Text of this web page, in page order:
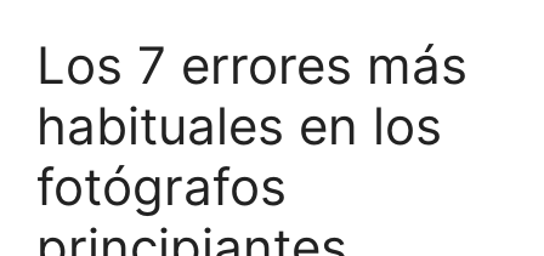
Los 7 errores más
habituales en los
fotógrafos